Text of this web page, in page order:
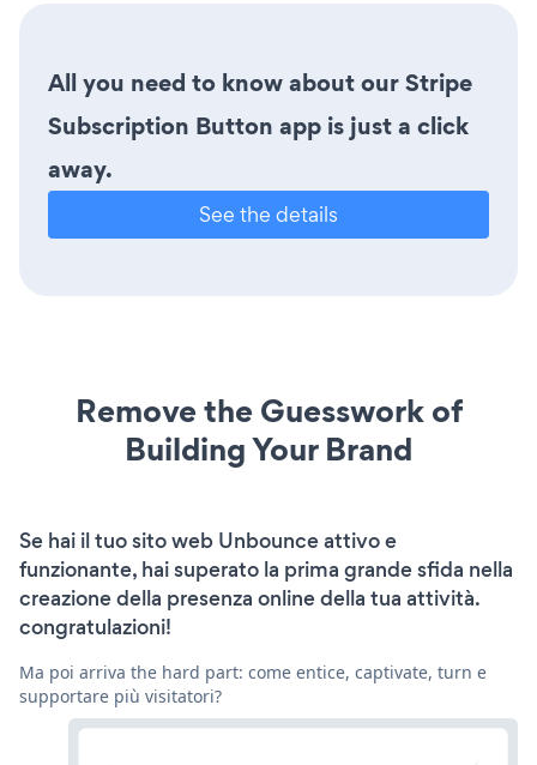
All you need to know about our Stripe
Subscription Button app is just a click
away.
See the details
Remove the Guesswork of
Building Your Brand
Se hai il tuo sito web Unbounce attivo e
funzionante, hai superato la prima grande sfida nella
creazione della presenza online della tua attività.
congratulazioni!
Ma poi arriva the hard part: come entice, captivate, turn e
supportare più visitatori?